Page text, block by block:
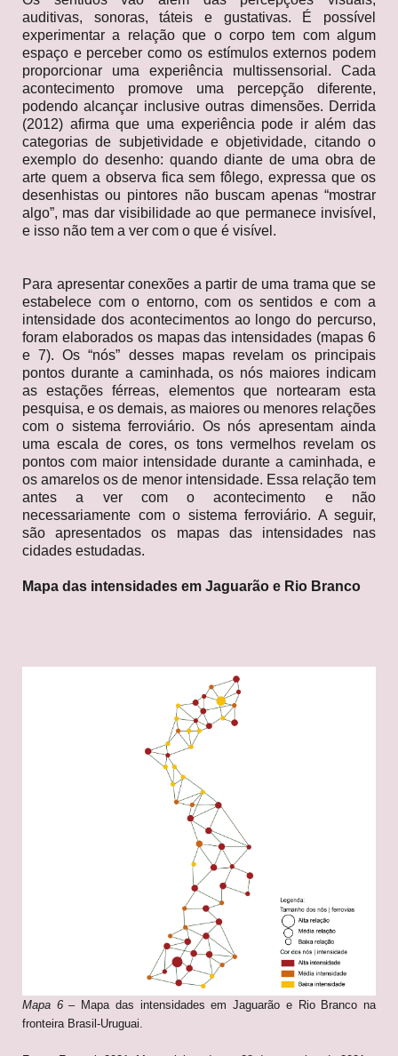
auditivas, sonoras, táteis e gustativas. É possível
experimentar a relação que o corpo tem com algum
espaço e perceber como os estímulos externos podem
proporcionar uma experiência multissensorial. Cada
acontecimento promove uma percepção diferente,
podendo alcançar inclusive outras dimensões. Derrida
(2012) afirma que uma experiência pode ir além das
categorias de subjetividade e objetividade, citando o
exemplo do desenho: quando diante de uma obra de
arte quem a observa fica sem fôlego, expressa que os
desenhistas ou pintores não buscam apenas “mostrar
algo”, mas dar visibilidade ao que permanece invisível,
e isso não tem a ver com o que é visível.
Para apresentar conexões a partir de uma trama que se
estabelece com o entorno, com os sentidos e com a
intensidade dos acontecimentos ao longo do percurso,
foram elaborados os mapas das intensidades (mapas 6
e 7). Os “nós” desses mapas revelam os principais
pontos durante a caminhada, os nós maiores indicam
as estações férreas, elementos que nortearam esta
pesquisa, e os demais, as maiores ou menores relações
com o sistema ferroviário. Os nós apresentam ainda
uma escala de cores, os tons vermelhos revelam os
pontos com maior intensidade durante a caminhada, e
os amarelos os de menor intensidade. Essa relação tem
antes a ver com o acontecimento e não
necessariamente com o sistema ferroviário. A seguir,
são apresentados os mapas das intensidades nas
cidades estudadas.
Mapa das intensidades em Jaguarão e Rio Branco
Mapa 6– Mapa das intensidades em Jaguarão e Rio Branco na
fronteira Brasil-Uruguai.